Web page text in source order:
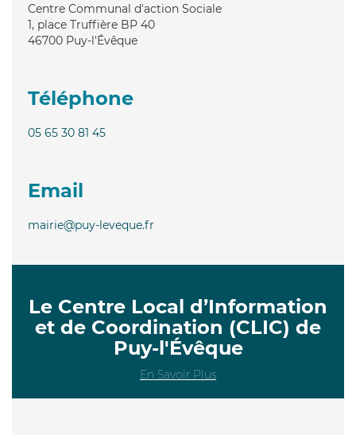
Centre Communal d'action Sociale
1, place Truffière BP 40
46700 Puy-l'Évêque
Téléphone
05 65 30 81 45
Email
mairie@puy-leveque.fr
Le Centre Local d’Information
et de Coordination (CLIC) de
Puy-l'Évêque
En Savoir Plus